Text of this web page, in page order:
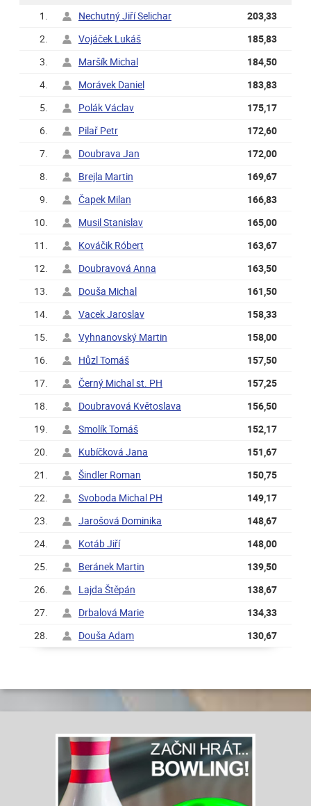
1.
Nechutný Jiří Selichar
203,33
2.
Vojáček Lukáš
185,83
3.
Maršík Michal
184,50
4.
Morávek Daniel
183,83
5.
Polák Václav
175,17
6.
Pilař Petr
172,60
7.
Doubrava Jan
172,00
8.
Brejla Martin
169,67
9.
Čapek Milan
166,83
10.
Musil Stanislav
165,00
11.
Kováčik Róbert
163,67
12.
Doubravová Anna
163,50
13.
Douša Michal
161,50
14.
Vacek Jaroslav
158,33
15.
Vyhnanovský Martin
158,00
16.
Hůzl Tomáš
157,50
17.
Černý Michal st. PH
157,25
18.
Doubravová Květoslava
156,50
19.
Smolík Tomáš
152,17
20.
Kubíčková Jana
151,67
21.
Šindler Roman
150,75
22.
Svoboda Michal PH
149,17
23.
Jarošová Dominika
148,67
24.
Kotáb Jiří
148,00
25.
Beránek Martin
139,50
26.
Lajda Štěpán
138,67
27.
Drbalová Marie
134,33
28.
Douša Adam 130,67